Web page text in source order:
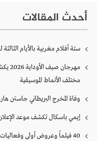
أحدث المقالات
ستة أفلام مغربية بالأيام
مختلف الأنماط الموسيقية
وفاة المخرج البريطاني جاستن
إيمي باسكال تكشف موعد
40 فيلماً وعروض أولى وفعاليات مهنية في مهرجان نافذة على أوروبا